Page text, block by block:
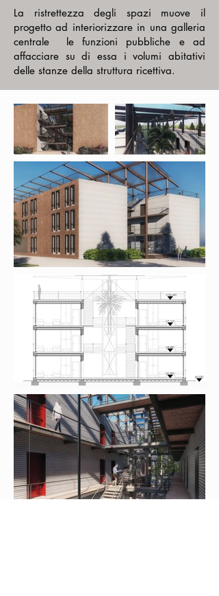
La ristrettezza degli spazi muove il
progetto ad interiorizzare in una galleria
centrale le funzioni pubbliche e ad
affacciare su di essa i volumi abitativi
delle stanze della struttura ricettiva.